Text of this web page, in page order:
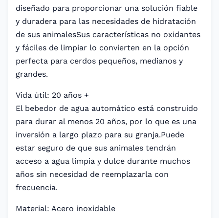
diseñado para proporcionar una solución fiable
y duradera para las necesidades de hidratación
de sus animalesSus características no oxidantes
y fáciles de limpiar lo convierten en la opción
perfecta para cerdos pequeños, medianos y
grandes.
Vida útil: 20 años +
El bebedor de agua automático está construido
para durar al menos 20 años, por lo que es una
inversión a largo plazo para su granja.Puede
estar seguro de que sus animales tendrán
acceso a agua limpia y dulce durante muchos
años sin necesidad de reemplazarla con
frecuencia.
Material: Acero inoxidable